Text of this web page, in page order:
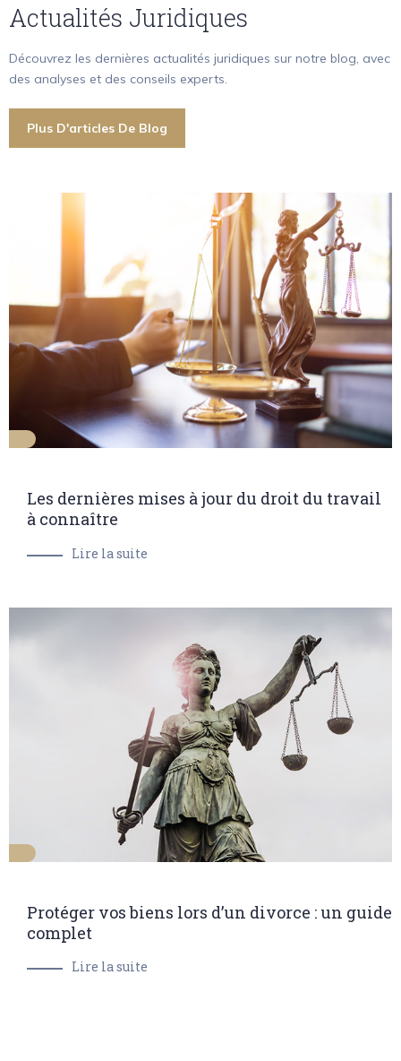
Actualités Juridiques
Découvrez les dernières actualités juridiques sur notre blog, avec
des analyses et des conseils experts.
Plus D'articles De Blog
Les dernières mises à jour du droit du travail
à connaître
Lire la suite
Protéger vos biens lors d’un divorce : un guide
complet
Lire la suite